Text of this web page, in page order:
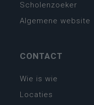
Scholenzoeker
Algemene website
CONTACT
Wie is wie
Locaties